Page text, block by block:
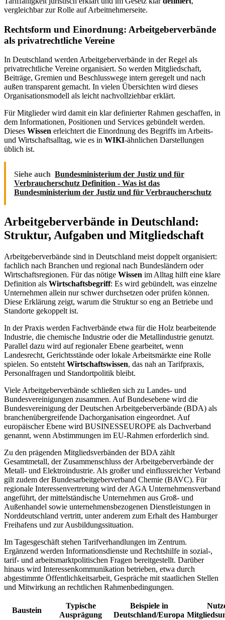
vergleichbar zur Rolle auf Arbeitnehmerseite.
Rechtsform und Einordnung: Arbeitgeberverbände
als privatrechtliche Vereine
In Deutschland werden Arbeitgeberverbände in der Regel als
privatrechtliche Vereine organisiert. So werden Mitgliedschaft,
Beiträge, Gremien und Beschlusswege intern geregelt und nach
außen transparent gemacht. In vielen Übersichten wird dieses
Organisationsmodell als leicht nachvollziehbar erklärt.
Für Mitglieder wird damit ein klar definierter Rahmen geschaffen, in
dem Informationen, Positionen und Services gebündelt werden.
Dieses Wissen erleichtert die Einordnung des Begriffs im Arbeits-
und Wirtschaftsalltag, wie es in WIKI-ähnlichen Darstellungen
üblich ist.
Siehe auch Bundesministerium der Justiz und für
Verbraucherschutz Definition - Was ist das
Bundesministerium der Justiz und für Verbraucherschutz
Arbeitgeberverbände in Deutschland:
Struktur, Aufgaben und Mitgliedschaft
Arbeitgeberverbände sind in Deutschland meist doppelt organisiert:
fachlich nach Branchen und regional nach Bundesländern oder
Wirtschaftsregionen. Für das nötige Wissen im Alltag hilft eine klare
Definition als Wirtschaftsbegriff: Es wird gebündelt, was einzelne
Unternehmen allein nur schwer durchsetzen oder prüfen können.
Diese Erklärung zeigt, warum die Struktur so eng an Betriebe und
Standorte gekoppelt ist.
In der Praxis werden Fachverbände etwa für die Holz bearbeitende
Industrie, die chemische Industrie oder die Metallindustrie genutzt.
Parallel dazu wird auf regionaler Ebene gearbeitet, wenn
Landesrecht, Gerichtsstände oder lokale Arbeitsmärkte eine Rolle
spielen. So entsteht Wirtschaftswissen, das nah an Tarifpraxis,
Personalfragen und Standortpolitik bleibt.
Viele Arbeitgeberverbände schließen sich zu Landes- und
Bundesvereinigungen zusammen. Auf Bundesebene wird die
Bundesvereinigung der Deutschen Arbeitgeberverbände (BDA) als
branchenübergreifende Dachorganisation eingeordnet. Auf
europäischer Ebene wird BUSINESSEUROPE als Dachverband
genannt, wenn Abstimmungen im EU-Rahmen erforderlich sind.
Zu den prägenden Mitgliedsverbänden der BDA zählt
Gesamtmetall, der Zusammenschluss der Arbeitgeberverbände der
Metall- und Elektroindustrie. Als großer und einflussreicher Verband
gilt zudem der Bundesarbeitgeberverband Chemie (BAVC). Für
regionale Interessenvertretung wird der AGA Unternehmensverband
angeführt, der mittelständische Unternehmen aus Groß- und
Außenhandel sowie unternehmensbezogenen Dienstleistungen in
Norddeutschland vertritt, unter anderem zum Erhalt des Hamburger
Freihafens und zur Ausbildungssituation.
Im Tagesgeschäft stehen Tarifverhandlungen im Zentrum.
Ergänzend werden Informationsdienste und Rechtshilfe in sozial-,
tarif- und arbeitsmarktpolitischen Fragen bereitgestellt. Darüber
hinaus wird Interessenkommunikation betrieben, etwa durch
abgestimmte Öffentlichkeitsarbeit, Gespräche mit staatlichen Stellen
und Mitwirkung an rechtlichen Rahmenbedingungen.
Baustein
Typische
Ausprägung
Beispiele in
Deutschland/Europa